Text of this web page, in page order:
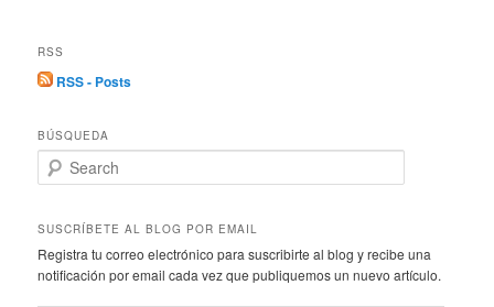
RSS
RSS - Posts
BÚSQUEDA
e
r
h
SUSCRÍBETE AL BLOG POR EMAIL
Registra tu correo electrónico para suscribirte al blog y recibe una
notificación por email cada vez que publiquemos un nuevo artículo.